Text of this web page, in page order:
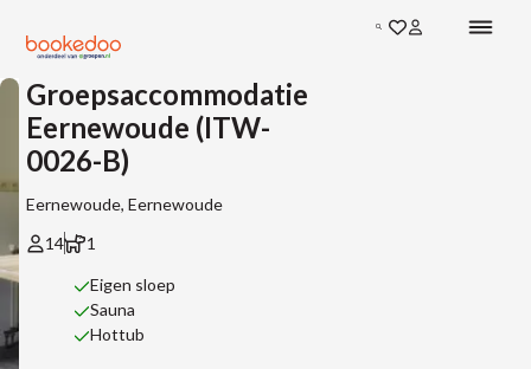
Zoeken
Groepsaccommodatie
Eernewoude (ITW-
0026-B)
Eernewoude, Eernewoude
14
1
Eigen sloep
Sauna
Hottub